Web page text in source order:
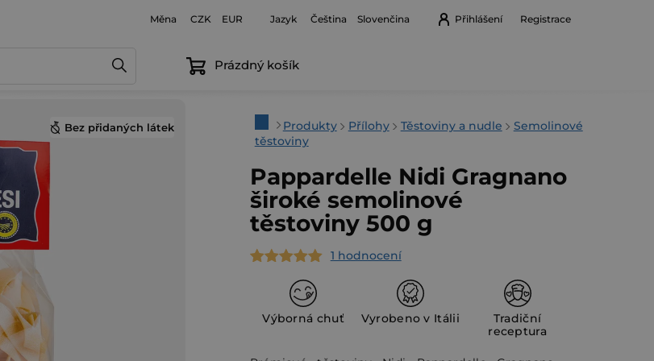
Měna CZK EUR Jazyk Čeština Slovenčina Přihlášení Registrace
Nákupní
Prázdný košík
DomůProdukty Přílohy Těstoviny a nudle
Semolinové
těstoviny
Pappardelle Nidi Gragnano
široké semolinové
těstoviny 500 g
Průměrné
hodnocení
produktu
1 hodnocení
Výborná chuť Vyrobeno v Itálii
Tradiční
receptura
Bez přidaných látek